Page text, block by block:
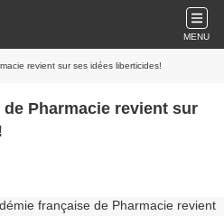
MENU
revient sur ses idées liberticides!
Pharmacie revient sur